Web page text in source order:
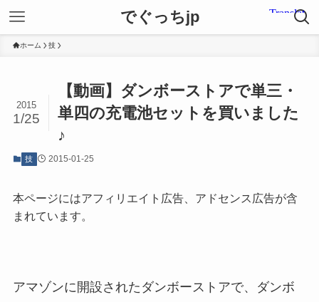
でぐっちjp
ホーム 技
【動画】ダンボーストアで単三・
単四の充電池セットを買いました
♪
2015
1/25
技 2015-01-25
本ページにはアフィリエイト広告、アドセンス広告が含
まれています。
アマゾンに開設されたダンボーストアで、ダンボ